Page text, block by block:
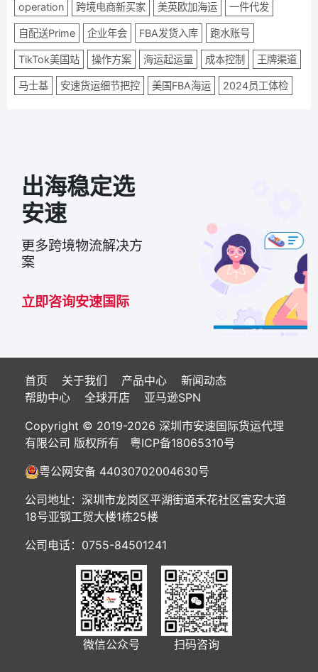
operation 跨境电商新买家 美英欧加海运 一件代发
自配送Prime 企业年会 FBA发货入库 跑水账号
TikTok美国站 操作方案 海运起运量 成本控制 王牌渠道
马士基 安速货运细节把控 美国FBA海运 2024员工体检
出海稳定选
安速
更多跨境物流解决方
案
立即咨询安速国际
首页 关于我们 产品中心
新闻动态
帮助中心
全球开店
亚马逊SPN
Copyright © 2019-2026 深圳市安速国际货运代理
有限公司 版权所有 粤ICP备18065310号
粤公网安备 44030702004630号
公司地址：深圳市龙岗区平湖街道禾花社区富安大道
18号亚钢工贸大楼1栋25楼
公司电话：0755-84501241
微信公众号 扫码咨询